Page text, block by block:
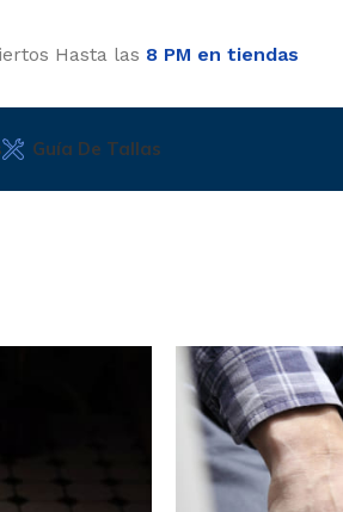
Hasta las 8 PM en tiendas
Guía De Tallas